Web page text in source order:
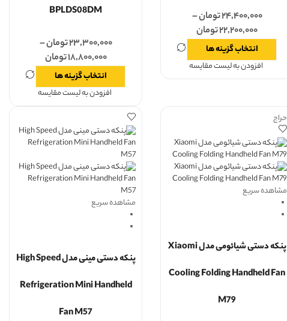
۲۴,۴۰۰,۰۰۰تومان–
۲۲,۲۰۰,۰۰۰تومان
انتخاب گزینه ها
افزودن به لیست مقایسه
BPLDS08DM
۲۳,۳۰۰,۰۰۰تومان–
۱۸,۸۰۰,۰۰۰تومان
انتخاب گزینه ها
افزودن به لیست مقایسه
حراج
مشاهده سریع
پنکه دستی شیائومی مدل Xiaomi
Cooling Folding Handheld Fan
M79
مشاهده سریع
پنکه دستی مینی مدل High Speed
Refrigeration Mini Handheld
Fan M57